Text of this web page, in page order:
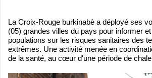
La Croix-Rouge burkinabè a déployé ses
(05) grandes villes du pays pour informer
populations sur les risques sanitaires des
extrêmes. Une activité menée en
de la santé, au cœur d'une période de